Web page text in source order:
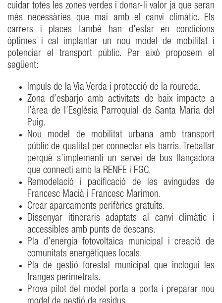
cuidar totes les zones verdes i donar-li valor ja que seran
més necessàries que mai amb el canvi climàtic. Els
carrers i places també han d'estar en condicions
òptimes i cal implantar un nou model de mobilitat i
potenciar el transport públic. Per això proposem el
següent:
Impuls de la Via Verda i protecció de la roureda.
Zona d’esbarjo amb activitats de baix impacte a
l’àrea de l’Església Parroquial de Santa Maria del
Puig.
Nou model de mobilitat urbana amb transport
públic de qualitat per connectar els barris. Treballar
perquè s’implementi un servei de bus llançadora
que connecti amb la RENFE i FGC.
Remodelació i pacificació de les avingudes de
Francesc Macià i Francesc Marimon.
Crear aparcaments perifèrics gratuïts.
Dissenyar itineraris adaptats al canvi climàtic i
accessibles amb punts de descans.
Pla d’energia fotovoltaica municipal i creació de
comunitats energètiques locals.
Pla de gestió forestal municipal que inclogui les
franges perimetrals.
Prova pilot del model porta a porta i preparar nou